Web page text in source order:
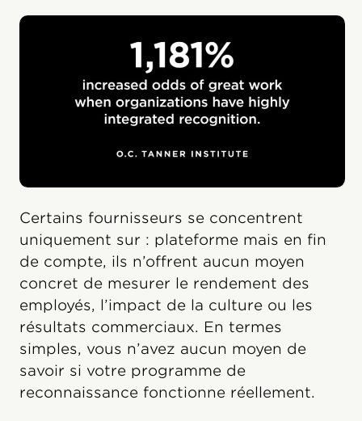
Certains fournisseurs se concentrent
uniquement sur : plateforme mais en fin
de compte, ils n’offrent aucun moyen
concret de mesurer le rendement des
employés, l’impact de la culture ou les
résultats commerciaux. En termes
simples, vous n’avez aucun moyen de
savoir si votre programme de
reconnaissance fonctionne réellement.